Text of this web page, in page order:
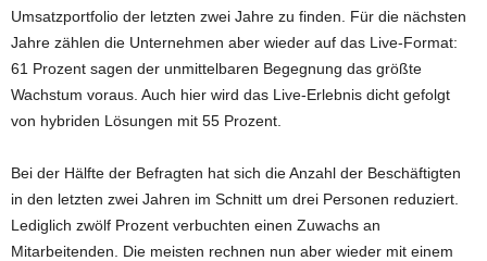
Umsatzportfolio der letzten zwei Jahre zu finden. Für die nächsten
Jahre zählen die Unternehmen aber wieder auf das Live-Format:
61 Prozent sagen der unmittelbaren Begegnung das größte
Wachstum voraus. Auch hier wird das Live-Erlebnis dicht gefolgt
von hybriden Lösungen mit 55 Prozent.
Bei der Hälfte der Befragten hat sich die Anzahl der Beschäftigten
in den letzten zwei Jahren im Schnitt um drei Personen reduziert.
Lediglich zwölf Prozent verbuchten einen Zuwachs an
Mitarbeitenden. Die meisten rechnen nun aber wieder mit einem